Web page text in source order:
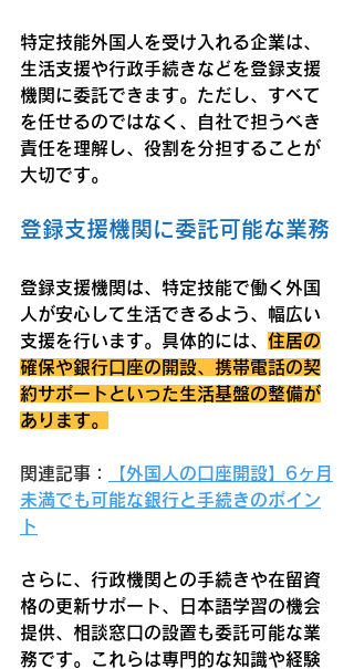
特定技能外国人を受け入れる企業は、
生活支援や行政手続きなどを登録支援
機関に委託できます。ただし、すべて
を任せるのではなく、自社で担うべき
責任を理解し、役割を分担することが
大切です。
登録支援機関に委託可能な業務
登録支援機関は、特定技能で働く外国
人が安心して生活できるよう、幅広い
支援を行います。具体的には、 住居の
確保や銀行口座の開設、携帯電話の契
約サポートといった生活基盤の整備が
あります。
関連記事：
【外国人の口座開設】6ヶ月
未満でも可能な銀行と手続きのポイン
ト
さらに、行政機関との手続きや在留資
格の更新サポート、日本語学習の機会
提供、相談窓口の設置も委託可能な業
務です。これらは専門的な知識や経験